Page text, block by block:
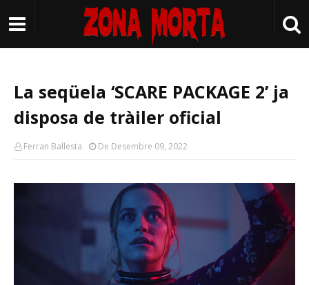
La seqüela ‘SCARE PACKAGE 2’ ja
disposa de tràiler oficial
Ferran Ballesta De Desembre 09, 2022